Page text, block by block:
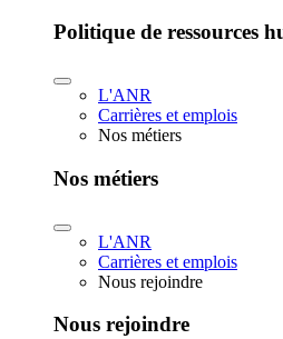
Politique de ressources
L'ANR
Carrières et emplois
Nos métiers
Nos métiers
L'ANR
Carrières et emplois
Nous rejoindre
Nous rejoindre